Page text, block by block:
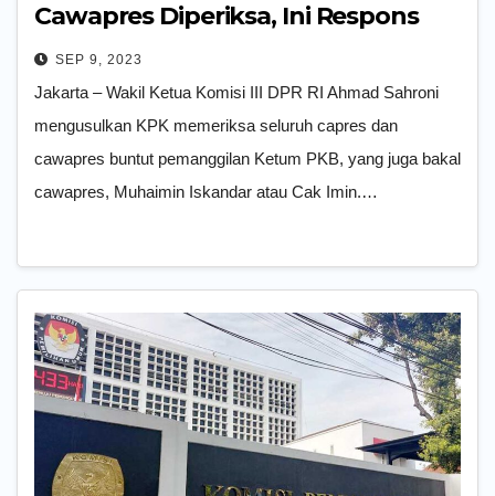
Cawapres Diperiksa, Ini Respons
KPK
SEP 9, 2023
Jakarta – Wakil Ketua Komisi III DPR RI Ahmad Sahroni
mengusulkan KPK memeriksa seluruh capres dan
cawapres buntut pemanggilan Ketum PKB, yang juga bakal
cawapres, Muhaimin Iskandar atau Cak Imin.…